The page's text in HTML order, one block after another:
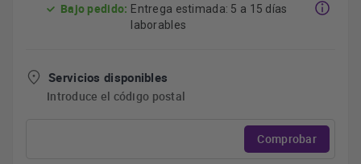
Bajo pedido: Entrega estimada: 5 a 15 días
laborables
Servicios disponibles
Introduce el código postal
Comprobar